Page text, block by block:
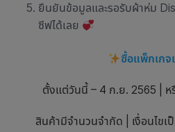
ยืนยันข้อมูลและรอรับผ้าห่ม
ซีฟได้เลย
ซื้อแพ็กเกจ
ตั้งแต่วันนี้ – 4 ก.ย. 2565 | ห
สินค้ามีจำนวนจำกัด | เงื่อนไข